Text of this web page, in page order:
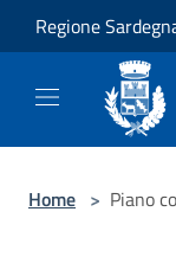
Salta al contenuto
Regione
Home > Piano